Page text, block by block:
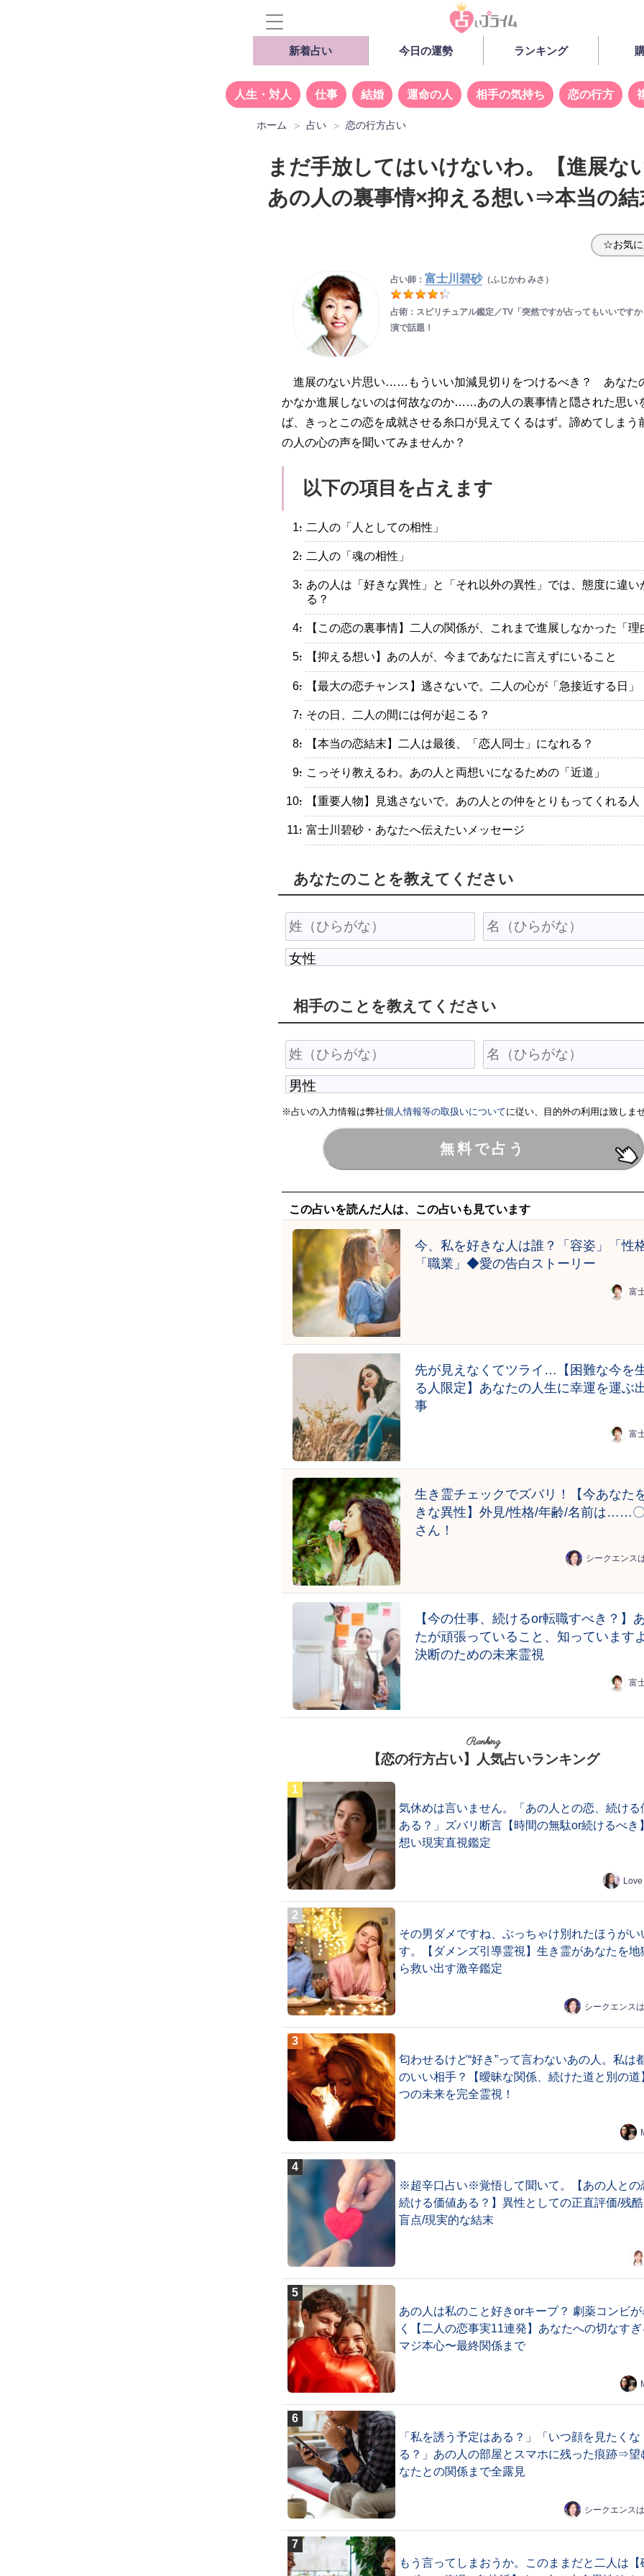
新着占い 今日の運勢 ランキング
人生・対人 仕事 結婚 運命の人 相手の気持ち 恋の行方
ホーム 占い 恋の行方占い
まだ手放してはいけないわ。【進展な
あの人の裏事情×抑える想い⇒本当の結
☆お気に
占い師： 富士川碧砂（ふじかわ みさ）
占術：スピリチュアル鑑定／TV「突然ですが占ってもいいですか
演で話題！
進展のない片思い……もういい加減見切りをつけるべき？ あなた
かなか進展しないのは何故なのか……あの人の裏事情と隠された思い
ば、きっとこの恋を成就させる糸口が見えてくるはず。諦めてしまう
の人の心の声を聞いてみませんか？
以下の項目を占えます
・二人の「人としての相性」
・二人の「魂の相性」
・あの人は「好きな異性」と「それ以外の異性」では、態度に違い
る？
・【この恋の裏事情】二人の関係が、これまで進展しなかった「理
・【抑える想い】あの人が、今まであなたに言えずにいること
・【最大の恋チャンス】逃さないで。二人の心が「急接近する日」
・その日、二人の間には何が起こる？
・【本当の恋結末】二人は最後、「恋人同士」になれる？
・こっそり教えるわ。あの人と両想いになるための「近道」
・【重要人物】見逃さないで。あの人との仲をとりもってくれる人
・富士川碧砂・あなたへ伝えたいメッセージ
あなたのことを教えてください
相手のことを教えてください
※占いの入力情報は弊社個人情報等の取扱いについてに従い、目的外の利用は致しませ
この占いを読んだ人は、この占いも見ています
今、私を好きな人は誰？「容姿」「性格
「職業」◆愛の告白ストーリー
富
先が見えなくてツライ…【困難な今を
る人限定】あなたの人生に幸運を運ぶ
事
富
生き霊チェックでズバリ！【今あなた
きな異性】外見/性格/年齢/名前は……
さん！
シークエンス
【今の仕事、続けるor転職すべき？】
たが頑張っていること、知っていますよ
決断のための未来霊視
富
Ranking
【恋の行方占い】人気占いランキング
気休めは言いません。「あの人との恋、続ける
ある？」ズバリ断言【時間の無駄or続けるべき
想い現実直視鑑定
その男ダメですね、ぶっちゃけ別れたほうがい
す。【ダメンズ引導霊視】生き霊があなたを地
ら救い出す激辛鑑定
シークエンス
匂わせるけど“好き”って言わないあの人。私は
のいい相手？【曖昧な関係、続けた道と別の道
つの未来を完全霊視！
※超辛口占い※覚悟して聞いて。【あの人との
続ける価値ある？】異性としての正直評価/残
盲点/現実的な結末
あの人は私のこと好きorキープ？ 劇薬コンビが
く【二人の恋事実11連発】あなたへの切なすぎ
マジ本心〜最終関係まで
「私を誘う予定はある？」「いつ顔を見たくな
る？」あの人の部屋とスマホに残った痕跡⇒望
なたとの関係まで全露見
シークエンス
もう言ってしまおうか。このままだと二人は【